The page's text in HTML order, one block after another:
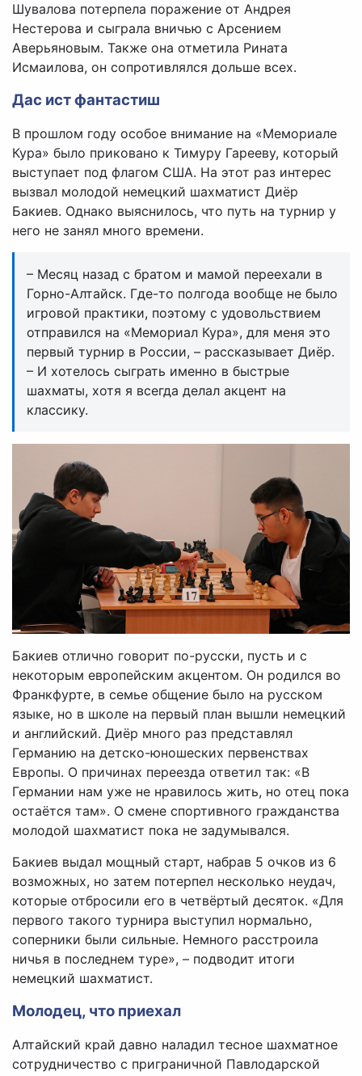
Шувалова потерпела поражение от Андрея
Нестерова и сыграла вничью с Арсением
Аверьяновым. Также она отметила Рината
Исмаилова, он сопротивлялся дольше всех.
Дас ист фантастиш
В прошлом году особое внимание на «Мемориале
Кура» было приковано к Тимуру Гарееву, который
выступает под флагом США. На этот раз интерес
вызвал молодой немецкий шахматист Диёр
Бакиев. Однако выяснилось, что путь на турнир у
него не занял много времени.
– Месяц назад с братом и мамой переехали в
Горно-Алтайск. Где-то полгода вообще не было
игровой практики, поэтому с удовольствием
отправился на «Мемориал Кура», для меня это
первый турнир в России, – рассказывает Диёр.
– И хотелось сыграть именно в быстрые
шахматы, хотя я всегда делал акцент на
классику.
Бакиев отлично говорит по-русски, пусть и с
некоторым европейским акцентом. Он родился во
Франкфурте, в семье общение было на русском
языке, но в школе на первый план вышли немецкий
и английский. Диёр много раз представлял
Германию на детско-юношеских первенствах
Европы. О причинах переезда ответил так: «В
Германии нам уже не нравилось жить, но отец пока
остаётся там». О смене спортивного гражданства
молодой шахматист пока не задумывался.
Бакиев выдал мощный старт, набрав 5 очков из 6
возможных, но затем потерпел несколько неудач,
которые отбросили его в четвёртый десяток. «Для
первого такого турнира выступил нормально,
соперники были сильные. Немного расстроила
ничья в последнем туре», – подводит итоги
немецкий шахматист.
Молодец, что приехал
Алтайский край давно наладил тесное шахматное
сотрудничество с приграничной Павлодарской